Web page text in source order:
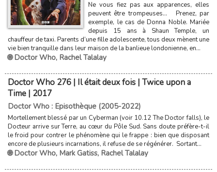
Ne vous fiez pas aux apparences, elles
peuvent être trompeuses… Prenez, par
exemple, le cas de Donna Noble. Mariée
depuis 15 ans à Shaun Temple, un
chauffeur de taxi. Parents d’une fille adolescente, tous deux mènent une
vie bien tranquille dans leur maison de la banlieue londonienne, en...
🌐 Doctor Who, Rachel Talalay
Doctor Who 276 | Il était deux fois | Twice upon a
Time | 2017
Doctor Who : Episothèque (2005-2022)
Mortellement blessé par un Cyberman (voir 10.12 The Doctor falls), le
Docteur arrive sur Terre, au cœur du Pôle Sud. Sans doute préfère-t-il
le froid pour contrer le phénomène qui le frappe : bien que disposant
encore de plusieurs incarnations, il refuse de se régénérer. Sortant...
🌐 Doctor Who, Mark Gatiss, Rachel Talalay